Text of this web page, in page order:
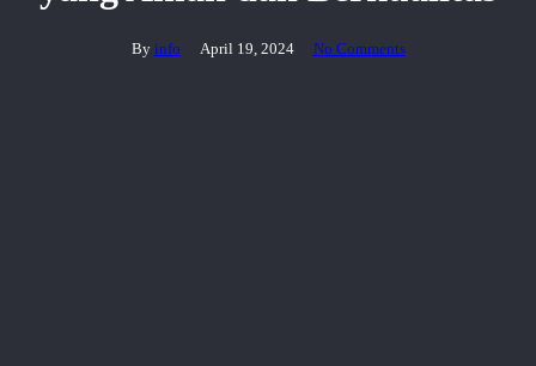
By info April 19, 2024 No Comments